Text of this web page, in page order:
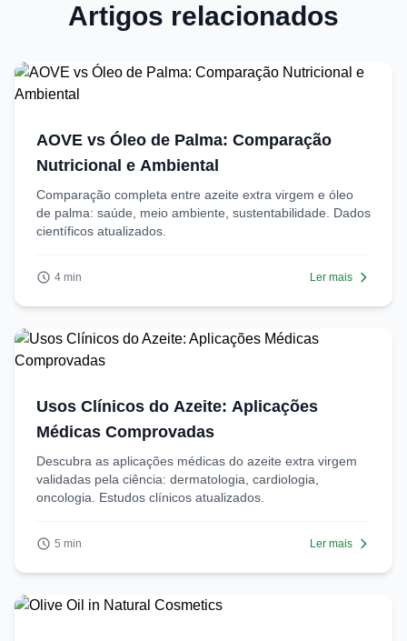
Artigos relacionados
AOVE vs Óleo de Palma: Comparação
Nutricional e Ambiental
Comparação completa entre azeite extra virgem e óleo
de palma: saúde, meio ambiente, sustentabilidade. Dados
científicos atualizados.
4 min Ler mais
Usos Clínicos do Azeite: Aplicações
Médicas Comprovadas
Descubra as aplicações médicas do azeite extra virgem
validadas pela ciência: dermatologia, cardiologia,
oncologia. Estudos clínicos atualizados.
5 min Ler mais